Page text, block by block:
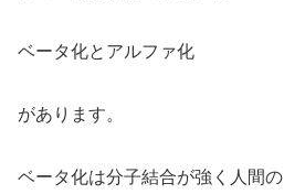
ベータ化とアルファ化
があります。
ベータ化は分子結合が強く人間の